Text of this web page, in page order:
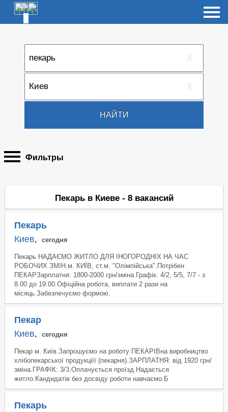
X
X
НАЙТИ
Фильтры
Пекарь в Киеве - 8 вакансий
Пекарь
Киев, сегодня
Пекарь НАДАЄМО ЖИТЛО ДЛЯ ІНОГОРОДНІХ НА ЧАС
РОБОЧИХ ЗМІН.м. КИЇВ, ст.м. "Олімпійська".Потрібен
ПЕКАРЗарплатня: 1800-2000 грн/зміна.Графік: 4/2, 5/5, 7/7 - з
8.00 до 19.00.Офіційна робота, виплати 2 рази на
місяць.Забезпечуємо формою.
Пекар
Киев, сегодня
Пекар м. Київ.Запрошуємо на роботу ПЕКАРІВна виробництво
хлібопекарської продукціїї (пекарня).ЗАРПЛАТНЯ: від 1920 грн/
зміна.ГРАФІК: 3/3.Оплачується проїзд.Надається
житло.Кандидатів без досвіду роботи навчаємо.Б
Пекарь